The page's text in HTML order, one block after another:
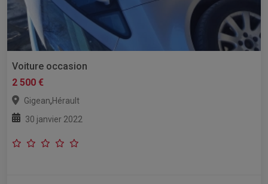
Voiture occasion
2 500 €
Gigean,Hérault
30 janvier 2022